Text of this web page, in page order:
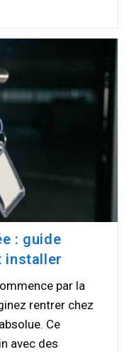
: guide
installer
par la
rentrer chez
Ce
avec des